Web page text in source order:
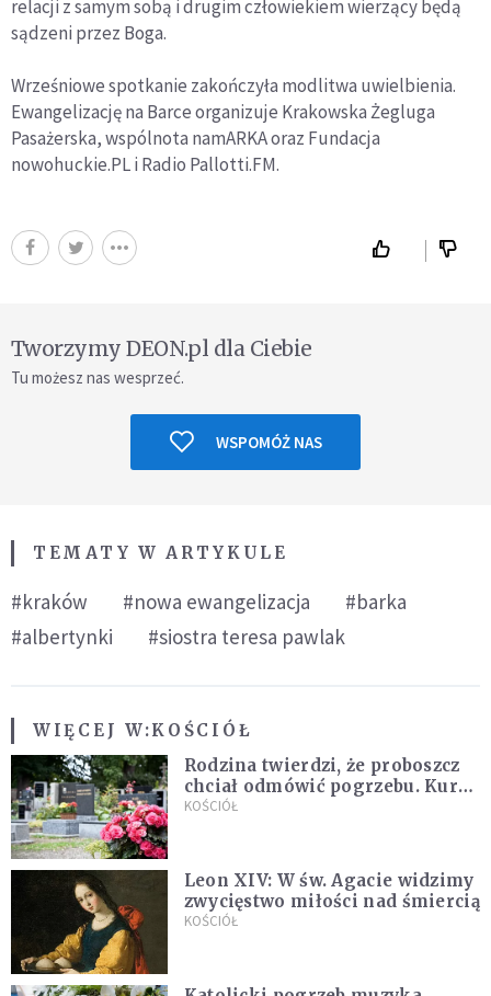
relacji z samym sobą i drugim człowiekiem wierzący będą
sądzeni przez Boga.
Wrześniowe spotkanie zakończyła modlitwa uwielbienia.
Ewangelizację na Barce organizuje Krakowska Żegluga
Pasażerska, wspólnota namARKA oraz Fundacja
nowohuckie.PL i Radio Pallotti.FM.
Tworzymy DEON.pl dla Ciebie
Tu możesz nas wesprzeć.
WSPOMÓŻ NAS
TEMATY W ARTYKULE
#kraków #nowa ewangelizacja
#barka
#albertynki
#siostra teresa pawlak
WIĘCEJ W:KOŚCIÓŁ
Rodzina twierdzi, że proboszcz
chciał odmówić pogrzebu. Kuria
zapowiada wyjaśnienia
KOŚCIÓŁ
Leon XIV: W św. Agacie widzimy
zwycięstwo miłości nad śmiercią
KOŚCIÓŁ